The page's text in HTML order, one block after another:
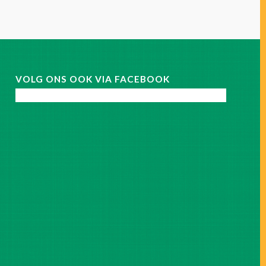
VOLG ONS OOK VIA FACEBOOK